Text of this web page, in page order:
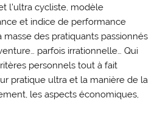
l’ultra cycliste, modèle
et indice de performance
masse des pratiquants passionnés
parfois irrationnelle… Qui
personnels tout à fait
pratique ultra et la manière de la
les aspects économiques,